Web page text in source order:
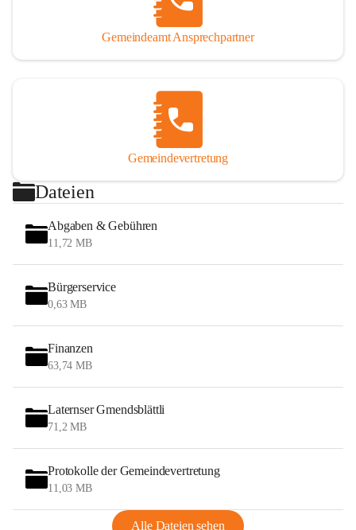
Gemeindeamt Ansprechpartner
Gemeindevertretung
Dateien
Abgaben & Gebühren
11,72 MB
Bürgerservice
0,63 MB
Finanzen
63,74 MB
Laternser Gmendsblättli
71,2 MB
Protokolle der Gemeindevertretung
11,03 MB
Alle Dateien sehen